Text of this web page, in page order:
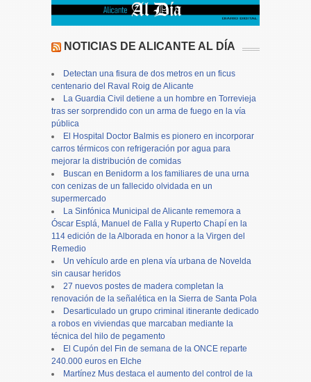
NOTICIAS DE ALICANTE AL DÍA
Detectan una fisura de dos metros en un ficus
centenario del Raval Roig de Alicante
La Guardia Civil detiene a un hombre en Torrevieja
tras ser sorprendido con un arma de fuego en la vía
pública
El Hospital Doctor Balmis es pionero en incorporar
carros térmicos con refrigeración por agua para
mejorar la distribución de comidas
Buscan en Benidorm a los familiares de una urna
con cenizas de un fallecido olvidada en un
supermercado
La Sinfónica Municipal de Alicante rememora a
Óscar Esplá, Manuel de Falla y Ruperto Chapí en la
114 edición de la Alborada en honor a la Virgen del
Remedio
Un vehículo arde en plena vía urbana de Novelda
sin causar heridos
27 nuevos postes de madera completan la
renovación de la señalética en la Sierra de Santa Pola
Desarticulado un grupo criminal itinerante dedicado
a robos en viviendas que marcaban mediante la
técnica del hilo de pegamento
El Cupón del Fin de semana de la ONCE reparte
240.000 euros en Elche
Martínez Mus destaca el aumento del control de la